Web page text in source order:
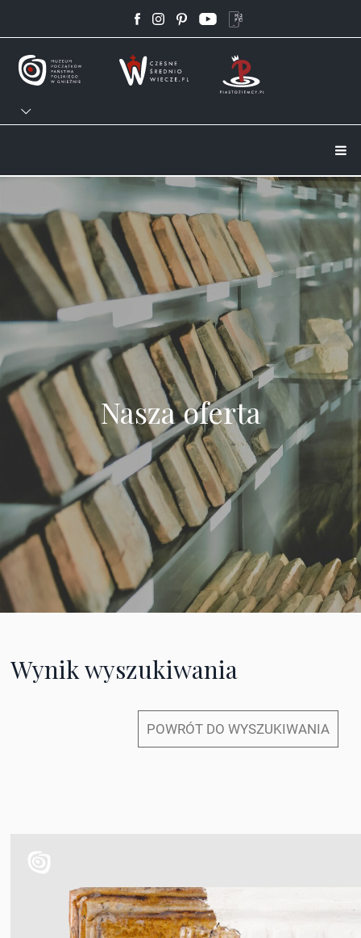
Nasza oferta
Wynik wyszukiwania
POWRÓT DO WYSZUKIWANIA